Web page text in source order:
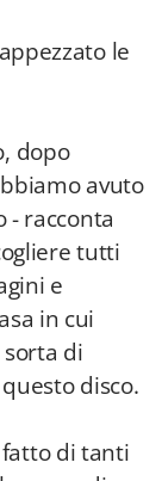
le
dopo
avuto
- racconta
tutti
e
in cui
di
disco.
di tanti